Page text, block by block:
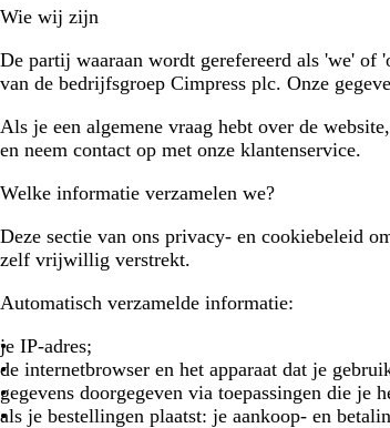
Wie wij zijn
De partij waaraan wordt gerefereerd als 'we'
van de bedrijfsgroep Cimpress plc. Onze
Als je een algemene vraag hebt over de
en neem contact op met onze klantenservice.
Welke informatie verzamelen we?
Deze sectie van ons privacy- en cookiebeleid
zelf vrijwillig verstrekt.
Automatisch verzamelde informatie:
je IP-adres;
de internetbrowser en het apparaat dat je
gegevens doorgegeven via toepassingen die
als je bestellingen plaatst: je aankoop- en